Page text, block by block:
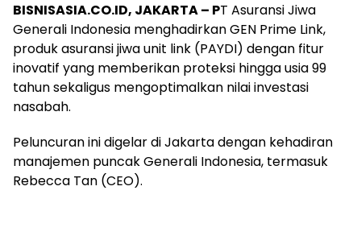
BISNISASIA.CO.ID, JAKARTA – PT Asuransi Jiwa
Generali Indonesia menghadirkan GEN Prime Link,
produk asuransi jiwa unit link (PAYDI) dengan fitur
inovatif yang memberikan proteksi hingga usia 99
tahun sekaligus mengoptimalkan nilai investasi
nasabah.
Peluncuran ini digelar di Jakarta dengan kehadiran
manajemen puncak Generali Indonesia, termasuk
Rebecca Tan (CEO).